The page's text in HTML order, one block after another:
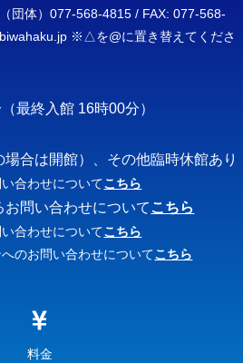
団体）077-568-4815 / FAX: 077-568-
※△を@に置き替えてくださ
（最終入館 16時00分）
合は開館）、その他臨時休館あり
合わせについてこちら
問い合わせについて こちら
合わせについてこちら
のお問い合わせについてこちら
料金